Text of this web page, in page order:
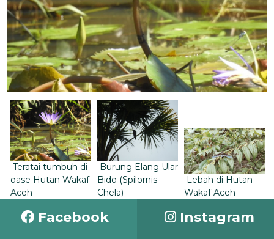
Teratai tumbuh di
oase Hutan Wakaf
Aceh
Burung Elang Ular
Bido (Spilornis
Chela)
Lebah di Hutan
Wakaf Aceh
Facebook Instagram